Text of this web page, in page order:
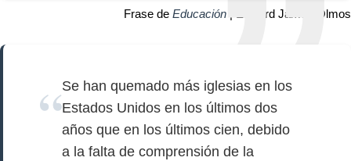
Frase de Educación | Edward James Olmos
Se han quemado más iglesias en los
Estados Unidos en los últimos dos
años que en los últimos cien, debido
a la falta de comprensión de la